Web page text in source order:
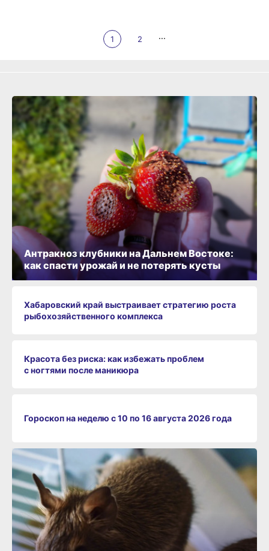
1 2 ...
Антракноз клубники на Дальнем Востоке:
как спасти урожай и не потерять кусты
Хабаровский край выстраивает стратегию роста
рыбохозяйственного комплекса
Красота без риска: как избежать проблем
с ногтями после маникюра
Гороскоп на неделю с 10 по 16 августа 2026 года